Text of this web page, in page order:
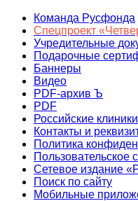
Команда Русфонда
Спецпроект
Учредительные
Подарочные
Баннеры
Видео
PDF-архив Ъ
PDF
Российские клиники
Контакты и
Политика
Пользовательское
Сетевое издание
Поиск по сайту
Мобильные